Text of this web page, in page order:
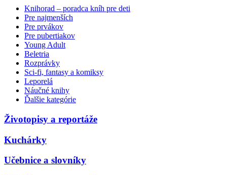
Knihorad – poradca kníh pre deti
Pre najmenších
Pre prvákov
Pre pubertiakov
Young Adult
Beletria
Rozprávky
Sci-fi, fantasy a komiksy
Leporelá
Náučné knihy
Ďalšie kategórie
Životopisy a reportáže
Kuchárky
Učebnice a slovníky